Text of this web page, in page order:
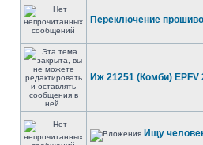
Переключение
Иж 21251 (Комби) EPFV
Ищу